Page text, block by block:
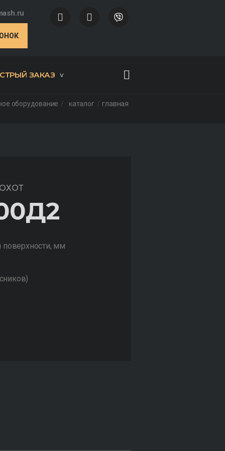
ЗАКАЗ
главная
каталог
оборудование
мм